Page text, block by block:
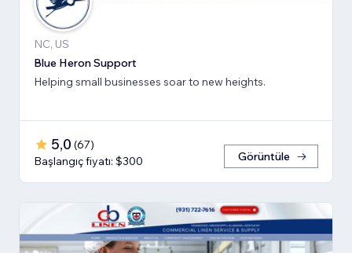
NC, US
Blue Heron Support
Helping small businesses soar to new heights.
5,0 (67)
Başlangıç fiyatı: $300
Görüntüle